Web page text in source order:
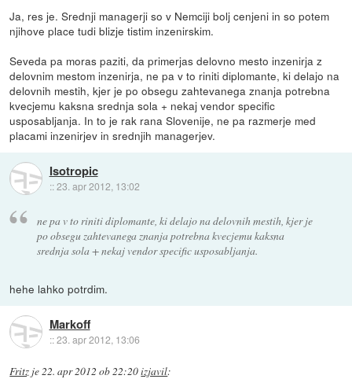
Ja, res je. Srednji managerji so v Nemciji bolj cenjeni in so potem
njihove place tudi blizje tistim inzenirskim.
Seveda pa moras paziti, da primerjas delovno mesto inzenirja z
delovnim mestom inzenirja, ne pa v to riniti diplomante, ki delajo na
delovnih mestih, kjer je po obsegu zahtevanega znanja potrebna
kvecjemu kaksna srednja sola + nekaj vendor specific
usposabljanja. In to je rak rana Slovenije, ne pa razmerje med
placami inzenirjev in srednjih managerjev.
Isotropic
::23. apr 2012, 13:02
ne pa v to riniti diplomante, ki delajo na delovnih mestih, kjer je
po obsegu zahtevanega znanja potrebna kvecjemu kaksna
srednja sola + nekaj vendor specific usposabljanja.
hehe lahko potrdim.
Markoff
::23. apr 2012, 13:06
Fritz je 22. apr 2012 ob 22:20izjavil: